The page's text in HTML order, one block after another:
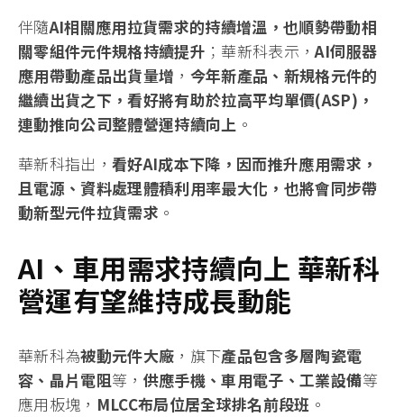
伴隨AI相關應用拉貨需求的持續增溫，也順勢帶動相
關零組件元件規格持續提升 ；華新科表示，AI伺服器
應用帶動產品出貨量增 ， 今年新產品、新規格元件的
繼續出貨之下，看好將有助於拉高平均單價(ASP) ，
連動推向公司整體營運持續向上 。
華新科指出，看好AI成本下降，因而推升應用需求，
且電源、資料處理體積利用率最大化，也將會同步帶
動新型元件拉貨需求 。
AI 、車用需求持續向上 華新科
營運有望維持成長動能
華新科為被動元件大廠 ，旗下產品包含多層陶瓷電
容、晶片電阻等， 供應手機、車用電子、工業設備等
應用板塊， MLCC布局位居全球排名前段班 。